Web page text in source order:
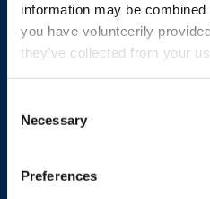
information may be
you have volunteerily
they’ve collected from your
Selection
Necessary
Preferences
CARGADOR
Cargador de
estándar G2
Cargador de baterías
estándar.